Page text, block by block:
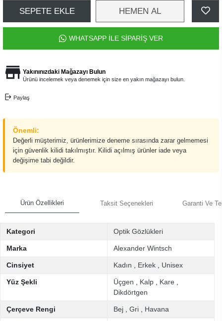
SEPETE EKLE HEMEN AL
WHATSAPP İLE SİPARİŞ VER
Yakınınızdaki Mağazayı Bulun
Ürünü incelemek veya denemek için size en yakın mağazayı bulun.
Paylaş
Önemli:
Değerli müşterimiz, ürünlerimize deneme sırasında zarar gelmemesi
için güvenlik kilidi takılmıştır. Kilidi açılmış ürünler iade veya
değişime tabi değildir.
Ürün Özellikleri Taksit Seçenekleri Garanti Ve
Kategori Optik Gözlükleri
Marka Alexander Wintsch
Cinsiyet Kadın Erkek Unisex
Yüz Şekli Üçgen Kalp Kare
Dikdörtgen
Çerçeve Rengi Bej Gri Havana